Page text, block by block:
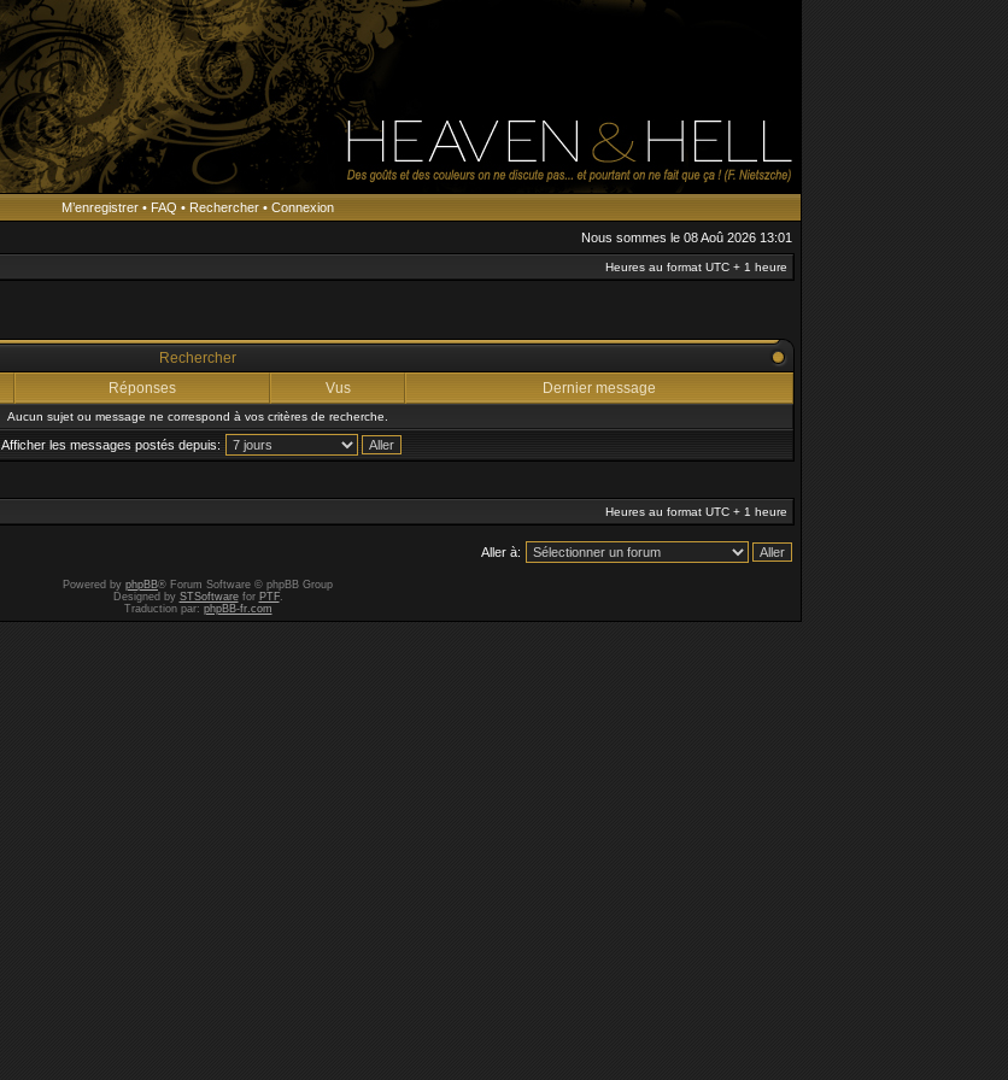
M’enregistrer • FAQ • Rechercher • Connexion
Nous sommes le 08 Aoû 2026 13:01
Heures au format UTC + 1 heure
Rechercher
Réponses Vus Dernier message
Aucun sujet ou message ne correspond à vos critères de recherche.
Afficher les messages postés depuis:
Heures au format UTC + 1 heure
Aller à:
Powered by phpBB® Forum Software © phpBB Group
Designed by STSoftwarefor PTF.
Traduction par: phpBB-fr.com